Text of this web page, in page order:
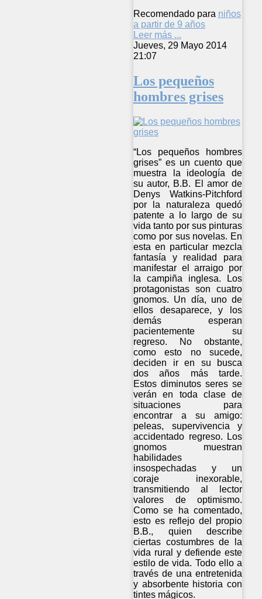
Recomendado para niños
a partir de 9 años
Leer más ...
Jueves, 29 Mayo 2014
21:07
Los pequeños
hombres grises
“Los pequeños hombres
grises” es un cuento que
muestra la ideología de
su autor, B.B. El amor de
Denys Watkins-Pitchford
por la naturaleza quedó
patente a lo largo de su
vida tanto por sus pinturas
como por sus novelas. En
esta en particular mezcla
fantasía y realidad para
manifestar el arraigo por
la campiña inglesa. Los
protagonistas son cuatro
gnomos. Un día, uno de
ellos desaparece, y los
demás esperan
pacientemente su
regreso. No obstante,
como esto no sucede,
deciden ir en su busca
dos años más tarde.
Estos diminutos seres se
verán en toda clase de
situaciones para
encontrar a su amigo:
peleas, supervivencia y
accidentado regreso. Los
gnomos muestran
habilidades
insospechadas y un
coraje inexorable,
transmitiendo al lector
valores de optimismo.
Como se ha comentado,
esto es reflejo del propio
B.B., quien describe
ciertas costumbres de la
vida rural y defiende este
estilo de vida. Todo ello a
través de una entretenida
y absorbente historia con
tintes mágicos.